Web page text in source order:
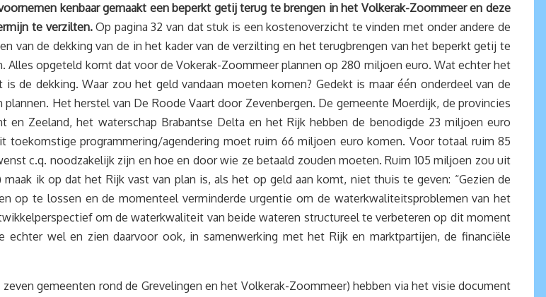
kenbaar gemaakt een beperkt getij terug te brengen in het Volkerak-Zoommeer en deze
te verzilten.Op pagina 32 van dat stuk is een kostenoverzicht te vinden met onder andere de
van de dekking van de in het kader van de verzilting en het terugbrengen van het beperkt getij te
Alles opgeteld komt dat voor de Vokerak-Zoommeer plannen op 280 miljoen euro. Wat echter het
de dekking. Waar zou het geld vandaan moeten komen? Gedekt is maar één onderdeel van de
plannen. Het herstel van De Roode Vaart door Zevenbergen. De gemeente Moerdijk, de provincies
en Zeeland, het waterschap Brabantse Delta en het Rijk hebben de benodigde 23 miljoen euro
toekomstige programmering/agendering moet ruim 66 miljoen euro komen. Voor totaal ruim 85
c.q. noodzakelijk zijn en hoe en door wie ze betaald zouden moeten. Ruim 105 miljoen zou uit
ik op dat het Rijk vast van plan is, als het op geld aan komt, niet thuis te geven: “Gezien de
op te lossen en de momenteel verminderde urgentie om de waterkwaliteitsproblemen van het
om de waterkwaliteit van beide wateren structureel te verbeteren op dit moment
wel en zien daarvoor ook, in samenwerking met het Rijk en marktpartijen, de financiële
gemeenten rond de Grevelingen en het Volkerak-Zoommeer) hebben via het visie document